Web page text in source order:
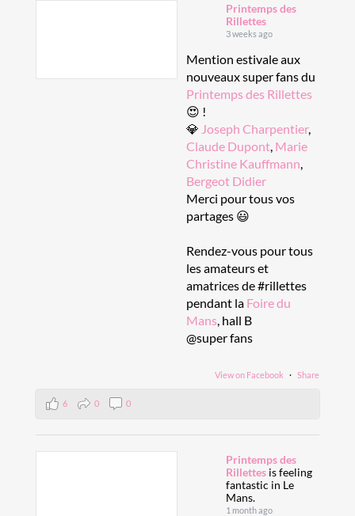
Printemps des
Rillettes
3 weeks ago
Mention estivale aux
nouveaux super fans du
Printemps des Rillettes
😍 !
💎 Joseph Charpentier,
Claude Dupont, Marie
Christine Kauffmann,
Bergeot Didier
Merci pour tous vos
partages 😃
Rendez-vous pour tous
les amateurs et
amatrices de #rillettes
pendant la Foire du
Mans, hall B
@super fans
View on Facebook · Share
6 0 0
Printemps des
Rillettes is feeling
fantastic in Le
Mans.
1 month ago